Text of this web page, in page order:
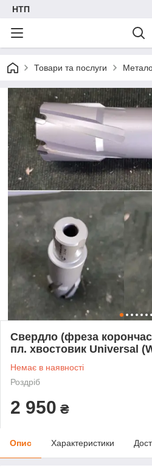
НТП
Товари та послуги
Свердло (фреза
пл. хвостовик Universal
Немає в наявності
Роздріб
2 950 ₴
Опис Характеристики